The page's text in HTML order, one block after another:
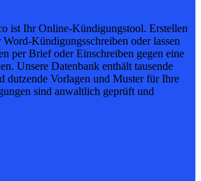
ist Ihr Online-Kündigungstool. Erstellen
Kündigungsschreiben oder lassen
per Brief oder Einschreiben gegen eine
Unsere Datenbank enthält tausende
dutzende Vorlagen und Muster für Ihre
sind anwaltlich geprüft und